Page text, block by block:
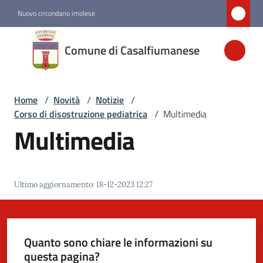
Nuovo circondario imolese
Comune di Casalfiumanese
Comune di
Casalfiumanese
Amministrazione
Novità
Menu selezionato
Servizi
Vivere
Home / Novità / Notizie /
Corso di disostruzione pediatrica / Multimedia
Multimedia
Ultimo aggiornamento:18-12-2023 12:27
Quanto sono chiare le informazioni su
questa pagina?